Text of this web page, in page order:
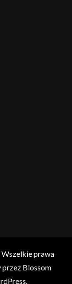
. Wszelkie prawa
przez Blossom